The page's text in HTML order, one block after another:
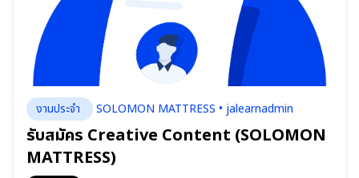
งานประจำ SOLOMON MATTRESS • jalearnadmin
รับสมัคร Creative Content (SOLOMON
MATTRESS)